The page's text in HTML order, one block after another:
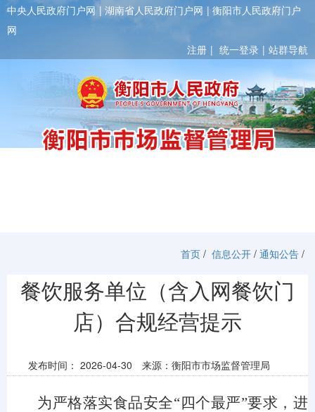
中央人民政府门户网 湖南省人民政府门户网
衡阳市人民政府门户
网
注册
统一登录 站群导航
首页 / 信息公开 / 通知公告 /
餐饮服务单位（含入网餐饮门
店）合规经营提示
发布时间： 2026-04-30 来源：衡阳市市场监督管理局
为严格落实食品安全“四个最严”要求，进